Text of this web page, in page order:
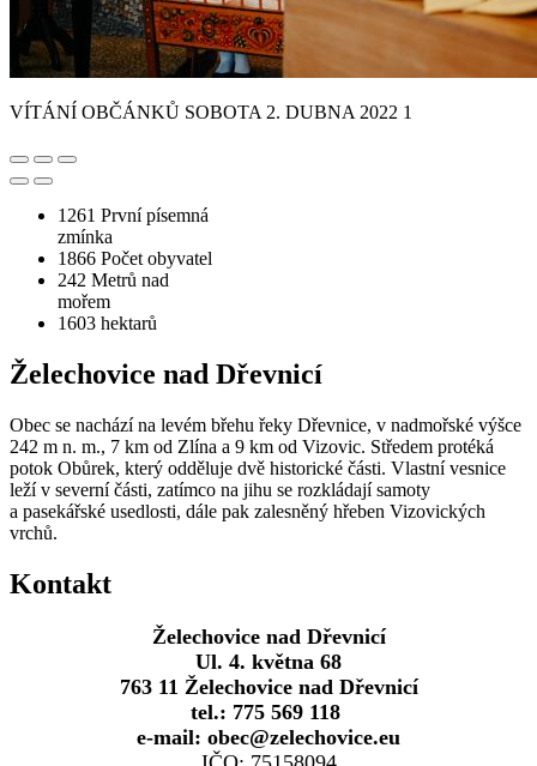
VÍTÁNÍ OBČÁNKŮ SOBOTA 2. DUBNA 2022 1
1261 První písemná
zmínka
1866 Počet obyvatel
242 Metrů nad
mořem
1603 hektarů
Želechovice nad Dřevnicí
Obec se nachází na levém břehu řeky Dřevnice, v nadmořské výšce
242 m n. m., 7 km od Zlína a 9 km od Vizovic. Středem protéká
potok Obůrek, který odděluje dvě historické části. Vlastní vesnice
leží v severní části, zatímco na jihu se rozkládají samoty
a pasekářské usedlosti, dále pak zalesněný hřeben Vizovických
vrchů.
Kontakt
Želechovice nad Dřevnicí
Ul. 4. května 68
763 11 Želechovice nad Dřevnicí
tel.: 775 569 118
e-mail: obec@zelechovice.eu